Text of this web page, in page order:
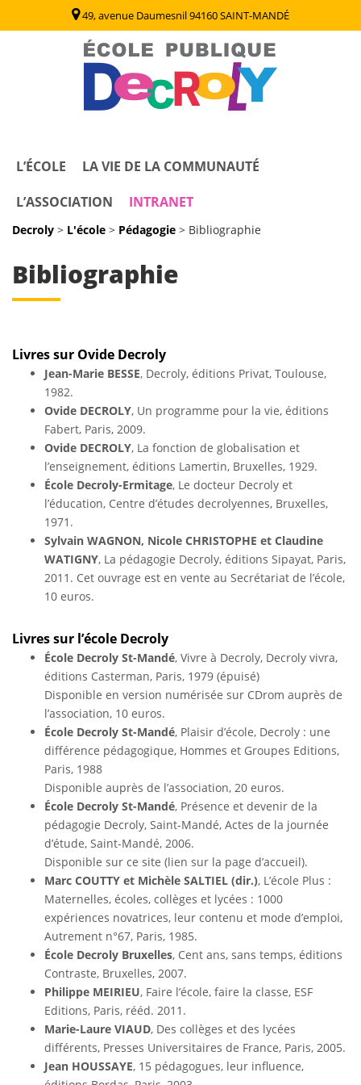
49, avenue Daumesnil 94160 SAINT-MANDÉ
L’ÉCOLE
LA VIE DE LA COMMUNAUTÉ
L’ASSOCIATION
INTRANET
Decroly > L'école > Pédagogie > Bibliographie
Bibliographie
Livres sur Ovide Decroly
Jean-Marie BESSE, Decroly, éditions Privat, Toulouse,
1982.
Ovide DECROLY, Un programme pour la vie, éditions
Fabert, Paris, 2009.
Ovide DECROLY, La fonction de globalisation et
l’enseignement, éditions Lamertin, Bruxelles, 1929.
École Decroly-Ermitage, Le docteur Decroly et
l’éducation, Centre d’études decrolyennes, Bruxelles,
1971.
Sylvain WAGNON, Nicole CHRISTOPHE et Claudine
WATIGNY, La pédagogie Decroly, éditions Sipayat, Paris,
2011. Cet ouvrage est en vente au Secrétariat de l’école,
10 euros.
Livres sur l’école Decroly
École Decroly St-Mandé, Vivre à Decroly, Decroly vivra,
éditions Casterman, Paris, 1979 (épuisé)
Disponible en version numérisée sur CDrom auprès de
l’association, 10 euros.
École Decroly St-Mandé, Plaisir d’école, Decroly : une
différence pédagogique, Hommes et Groupes Editions,
Paris, 1988
Disponible auprès de l’association, 20 euros.
École Decroly St-Mandé, Présence et devenir de la
pédagogie Decroly, Saint-Mandé, Actes de la journée
d’étude, Saint-Mandé, 2006.
Disponible sur ce site (lien sur la page d’accueil).
Marc COUTTY et Michèle SALTIEL (dir.), L’école Plus :
Maternelles, écoles, collèges et lycées : 1000
expériences novatrices, leur contenu et mode d’emploi,
Autrement n°67, Paris, 1985.
École Decroly Bruxelles, Cent ans, sans temps, éditions
Contraste, Bruxelles, 2007.
Philippe MEIRIEU, Faire l’école, faire la classe, ESF
Editions, Paris, rééd. 2011.
Marie-Laure VIAUD, Des collèges et des lycées
différents, Presses Universitaires de France, Paris, 2005.
Jean HOUSSAYE, 15 pédagogues, leur influence,